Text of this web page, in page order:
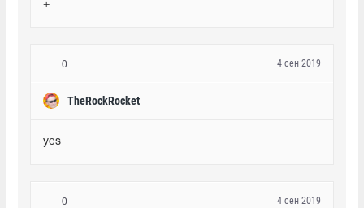
+
0
TheRockRocket
4 сен 2019
yes
0 4 сен 2019